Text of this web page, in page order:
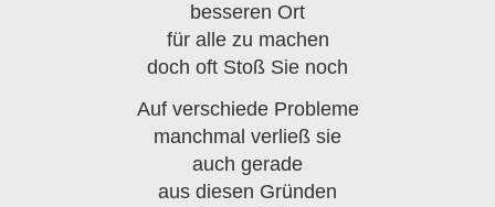
besseren Ort
für alle zu machen
doch oft Stoß Sie noch
Auf verschiede Probleme
manchmal verließ sie
auch gerade
aus diesen Gründen